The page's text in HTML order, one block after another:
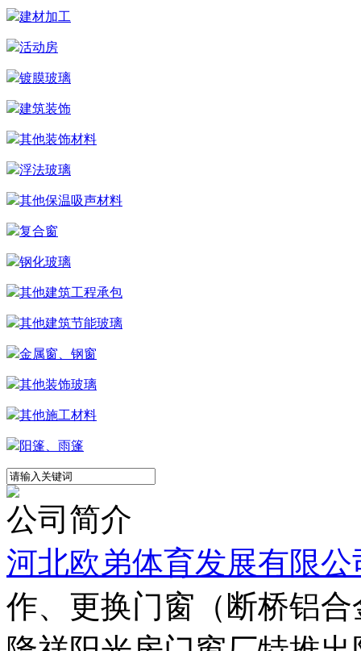
建材加工
活动房
镀膜玻璃
建筑装饰
其他装饰材料
浮法玻璃
其他保温吸声材料
复合窗
钢化玻璃
其他建筑工程承包
其他建筑节能玻璃
金属窗、钢窗
其他装饰玻璃
其他施工材料
阳篷、雨篷
公司简介
河北欧弟体育发展有限公
作、更换门窗（断桥铝